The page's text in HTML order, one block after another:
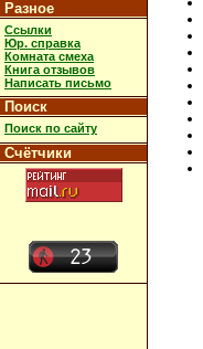
Разное
Ссылки
Юр. справка
Комната смеха
Книга отзывов
Написать письмо
Поиск
Поиск по сайту
Счётчики